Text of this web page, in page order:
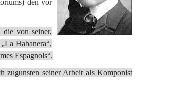
den vor
von seiner,
Habanera“,
Espagnols“.
zugunsten seiner Arbeit als Komponist